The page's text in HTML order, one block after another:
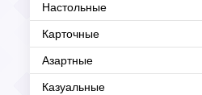
Настольные
Карточные
Азартные
Казуальные